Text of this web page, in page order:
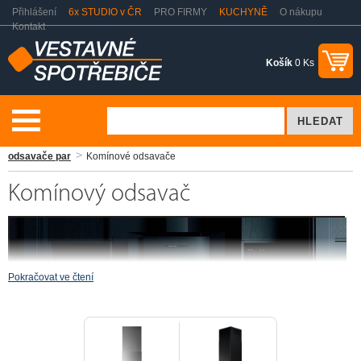
Přihlášení 6x STUDIO v ČR PRO FIRMY KUCHYNĚ
O nákupu
Kontakt
Košík 0 Ks
odsavače par
Komínové odsavače
Komínový odsavač
Pokračovat ve čtení